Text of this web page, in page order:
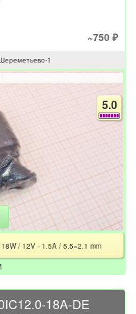
~750 ₽
1
5.0
/ 12V - 1.5A / 5.5×2.1 mm
18A-DE